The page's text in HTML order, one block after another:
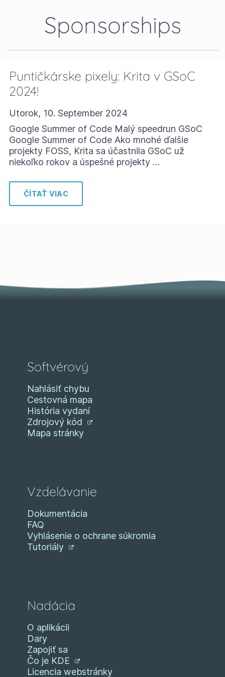
Sponsorships
Puntičkárske pixely: Krita v GSoC
2024!
Utorok, 10. September 2024
Google Summer of Code Malý speedrun GSoC
Google Summer of Code Ako mnohé ďalšie
projekty FOSS, Krita sa účastnila GSoC už
niekoľko rokov a úspešné projekty …
ČÍTAŤ VIAC
Softvérový
Nahlásiť chybu
Cestovná mapa
História vydaní
Zdrojový kód
Mapa stránky
Vzdelávanie
Dokumentácia
FAQ
Vyhlásenie o ochrane súkromia
Tutoriály
Nadácia
O aplikácii
Dary
Zapojiť sa
Čo je KDE
Licencia webstránky